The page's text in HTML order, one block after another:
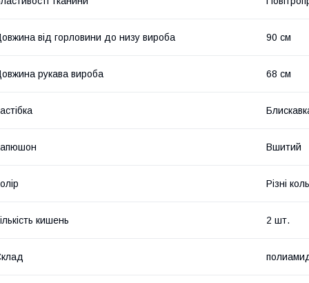
від горловини до низу вироба 90 см
рукава вироба 68 см
Вшитий
Різні
кишень 2 шт.